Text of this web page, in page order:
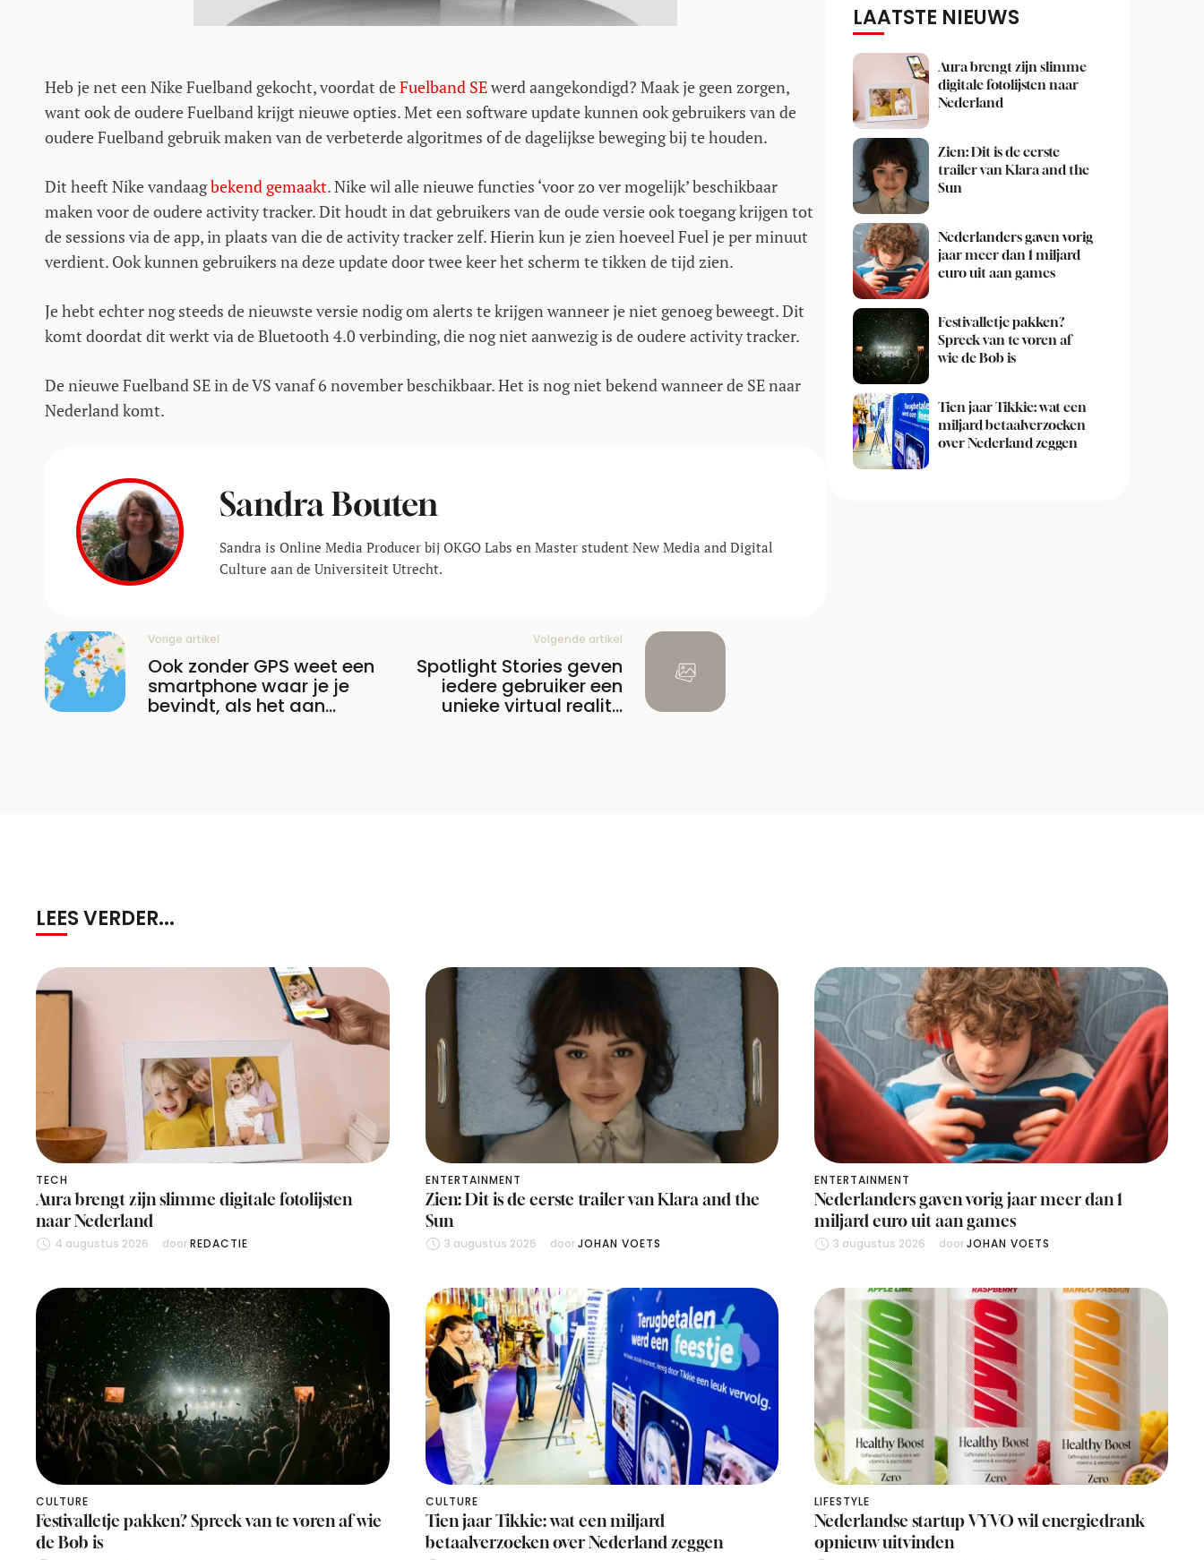
Heb je net een Nike Fuelband gekocht, voordat deFuelband SEwerd aangekondigd? Maak je geen zorgen,
want ook de oudere Fuelband krijgt nieuwe opties. Met een software update kunnen ook gebruikers van de
oudere Fuelband gebruik maken van de verbeterde algoritmes of de dagelijkse beweging bij te houden.
Dit heeft Nike vandaagbekend gemaakt. Nike wil alle nieuwe functies ‘voor zo ver mogelijk’ beschikbaar
maken voor de oudere activity tracker. Dit houdt in dat gebruikers van de oude versie ook toegang krijgen tot
de sessions via de app, in plaats van die de activity tracker zelf. Hierin kun je zien hoeveel Fuel je per minuut
verdient. Ook kunnen gebruikers na deze update door twee keer het scherm te tikken de tijd zien.
Je hebt echter nog steeds de nieuwste versie nodig om alerts te krijgen wanneer je niet genoeg beweegt. Dit
komt doordat dit werkt via de Bluetooth 4.0 verbinding, die nog niet aanwezig is de oudere activity tracker.
De nieuwe Fuelband SE in de VS vanaf 6 november beschikbaar. Het is nog niet bekend wanneer de SE naar
Nederland komt.
Sandra Bouten
Sandra is Online Media Producer bij OKGO Labs en Master student New Media and Digital
Culture aan de Universiteit Utrecht.
Vorige artikel
Ook zonder GPS weet een
smartphone waar je je
bevindt, als het aan
Volgende artikel
Spotlight Stories geven
iedere gebruiker een
unieke virtual reality
LAATSTE NIEUWS
Aura brengt zijn slimme
digitale fotolijsten naar
Nederland
Zien: Dit is de eerste
trailer van Klara and the
Sun
Nederlanders gaven vorig
jaar meer dan 1 miljard
euro uit aan games
Festivalletje pakken?
Spreek van te voren af
wie de Bob is
Tien jaar Tikkie: wat een
miljard betaalverzoeken
over Nederland zeggen
LEES VERDER...
TECH
Aura brengt zijn slimme digitale fotolijsten
naar Nederland
4 augustus 2026 door REDACTIE
ENTERTAINMENT
Zien: Dit is de eerste trailer van Klara and the
Sun
3 augustus 2026 door JOHAN VOETS
ENTERTAINMENT
Nederlanders gaven vorig jaar meer dan 1
miljard euro uit aan games
3 augustus 2026 door JOHAN VOETS
CULTURE
Festivalletje pakken? Spreek van te voren af wie
de Bob is
CULTURE
Tien jaar Tikkie: wat een miljard
betaalverzoeken over Nederland zeggen
LIFESTYLE
Nederlandse startup VYVO wil energiedrank
opnieuw uitvinden